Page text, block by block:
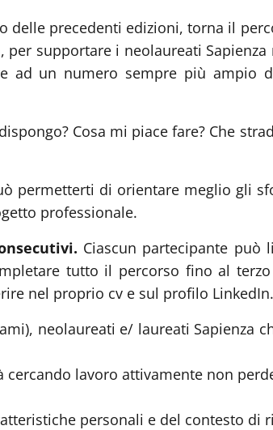
precedenti edizioni, torna il
supportare i neolaureati
ad un numero sempre più ampio
Cosa mi piace fare? Che
permetterti di orientare meglio gli
professionale.
Ciascun partecipante può
tutto il percorso fino al
nel proprio cv e sul profilo LinkedIn.
neolaureati e/ laureati Sapienza
lavoro attivamente non
personali e del contesto di